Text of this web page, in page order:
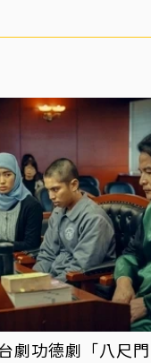
劇功德劇「八尺門